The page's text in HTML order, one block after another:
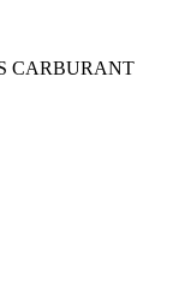
CARBURANT